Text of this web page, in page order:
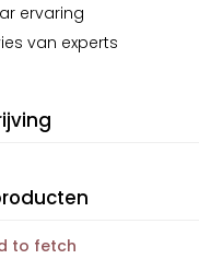
ervaring
van experts
to fetch